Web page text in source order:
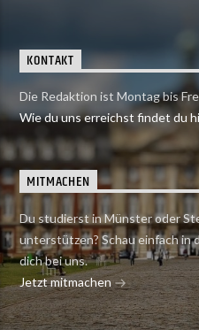
KONTAKT
Die Redaktion ist Montag bis
Wie du uns erreichst findet du
MITMACHEN
Du studierst in Münster oder
unterstützen? Schau einfach in
dich bei uns.
Jetzt mitmachen